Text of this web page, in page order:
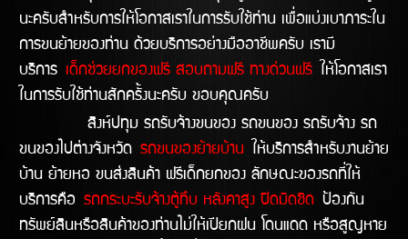
นะครับสำหรับการให้โอกาสเราในการรับใช้ท่าน เพื่อแบ่งเบาภาระใน
การขนย้ายของท่าน ด้วยบริการอย่างมืออาชีพครับ เรามี
บริการ
เด็กช่วยยกของฟรี สอบถามฟรี ทางด่วนฟรี ให้โอกาสเรา
ในการรับใช้ท่านสักครั้งนะครับ ขอบคุณครับ
สิงห์ปทุม รถรับจ้างขนของ รถขนของ รถรับจ้าง รถ
ขนของไปต่างจังหวัด รถขนของย้ายบ้าน ให้บริการสำหรับงานย้าย
บ้าน ย้ายหอ ขนส่งสินค้า ฟรีเด็กยกของ ลักษณะของรถที่ให้
บริการคือ รถกระบะรับจ้างตู้ทึบ หลังคาสูง ปิดมิดชิด ป้องกัน
ทรัพย์สินหรือสินค้าของท่านไม่ให้เปียกฝน โดนแดด หรือสูญหาย